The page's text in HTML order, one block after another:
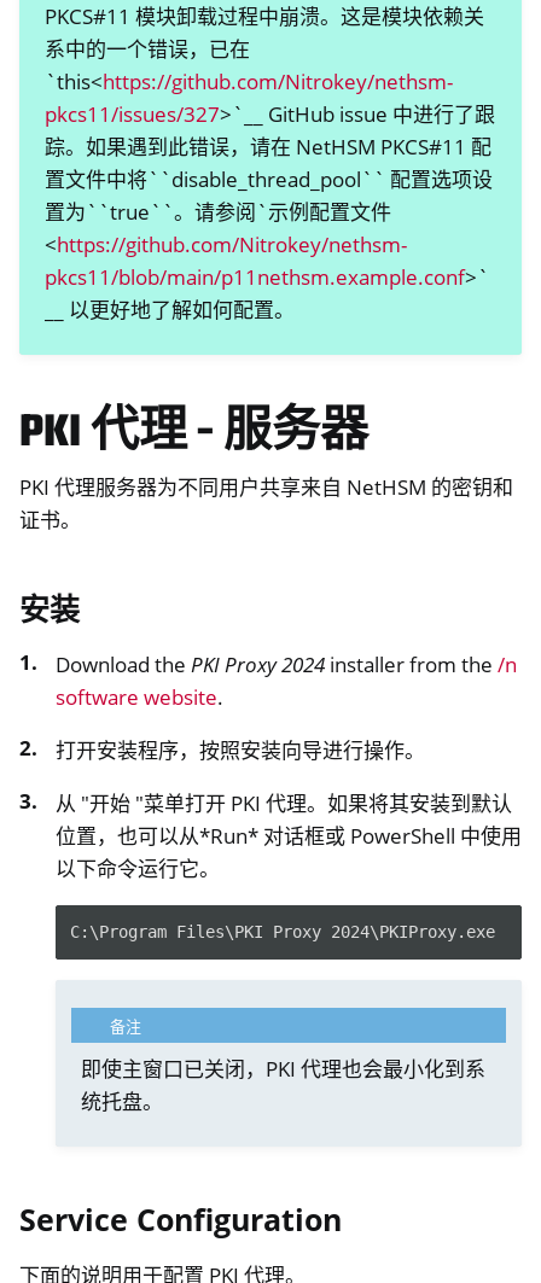
PKCS#11 模块卸载过程中崩溃。这是模块依赖关
系中的一个错误，已在
`this<https://github.com/Nitrokey/nethsm-
pkcs11/issues/327>`__ GitHub issue 中进行了跟
踪。如果遇到此错误，请在 NetHSM PKCS#11 配
置文件中将``disable_thread_pool`` 配置选项设
置为``true``。请参阅`示例配置文件
<https://github.com/Nitrokey/nethsm-
pkcs11/blob/main/p11nethsm.example.conf>`
__ 以更好地了解如何配置。
PKI 代理 - 服务器
PKI 代理服务器为不同用户共享来自 NetHSM 的密钥和
证书。
安装
Download the PKI Proxy 2024 installer from the /n
software website.
打开安装程序，按照安装向导进行操作。
从 "开始 "菜单打开 PKI 代理。如果将其安装到默认
位置，也可以从*Run* 对话框或 PowerShell 中使用
以下命令运行它。
C:\Program Files\PKI Proxy 2024\PKIProxy.exe
备注
即使主窗口已关闭，PKI 代理也会最小化到系
统托盘。
Service Configuration
下面的说明用于配置 PKI 代理。